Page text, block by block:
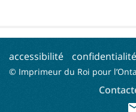
accessibilité confidentialité
© Imprimeur du Roi pour